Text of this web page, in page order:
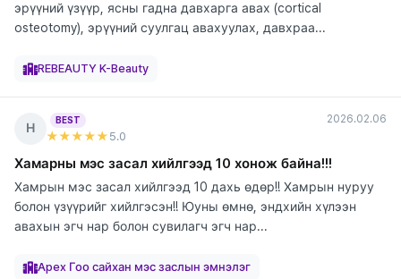
эрүүний үзүүр, ясны гадна давхарга авах (cortical
osteotomy), эрүүний суулгац авахуулах, давхраа...
REBEAUTY K-Beauty
Н
BEST
★★★★★ 5.0
2026.02.06
Хамарны мэс засал хийлгээд 10 хонож байна!!!
Хамрын мэс засал хийлгээд 10 дахь өдөр!! Хамрын нуруу
болон үзүүрийг хийлгэсэн!! Юуны өмнө, эндхийн хүлээн
авахын эгч нар болон сувилагч эгч нар...
Apex Гоо сайхан мэс заслын эмнэлэг